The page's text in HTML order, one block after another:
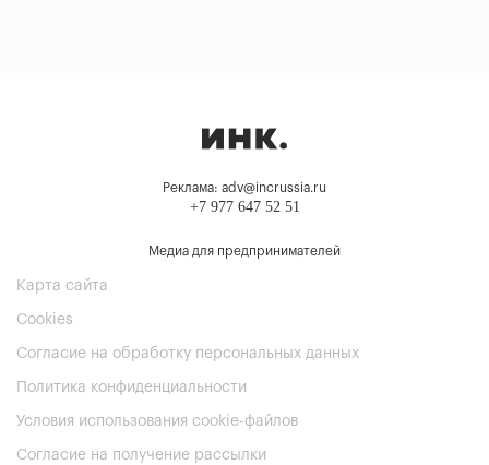
Реклама: adv@incrussia.ru
+7 977 647 52 51
Медиа для предпринимателей
Карта сайта
Cookies
Согласие на обработку персональных данных
Политика конфиденциальности
Условия использования cookie-файлов
Согласие на получение рассылки